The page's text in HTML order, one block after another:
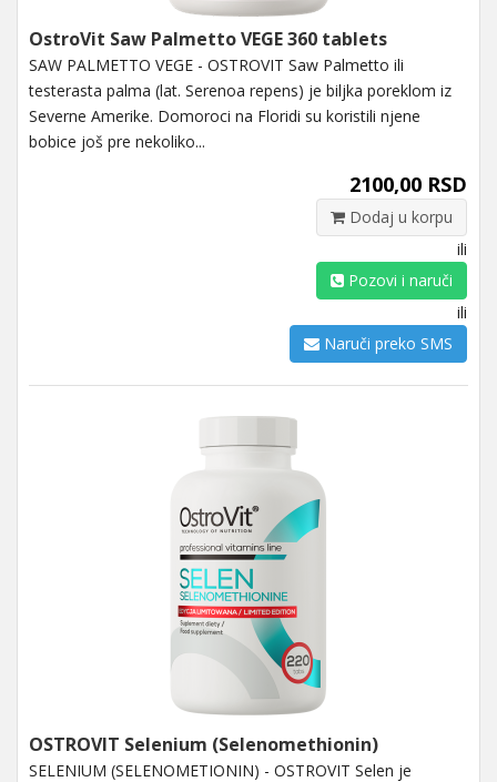
OstroVit Saw Palmetto VEGE 360 tablets
SAW PALMETTO VEGE - OSTROVIT Saw Palmetto ili
testerasta palma (lat. Serenoa repens) je biljka poreklom iz
Severne Amerike. Domoroci na Floridi su koristili njene
bobice još pre nekoliko...
2100,00 RSD
Dodaj u korpu
ili
Pozovi i naruči
ili
Naruči preko SMS
OSTROVIT Selenium (Selenomethionin)
SELENIUM (SELENOMETIONIN) - OSTROVIT Selen je